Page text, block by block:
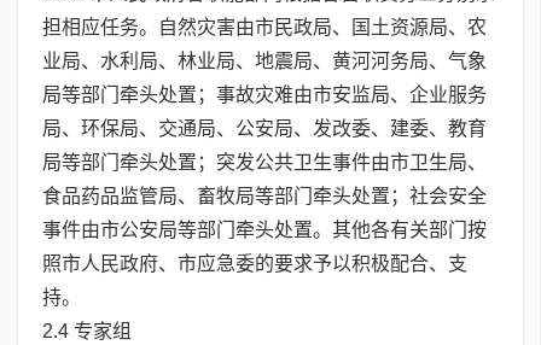
担相应任务。自然灾害由市民政局、国土资源局、农
业局、水利局、林业局、地震局、黄河河务局、气象
局等部门牵头处置；事故灾难由市安监局、企业服务
局、环保局、交通局、公安局、发改委、建委、教育
局等部门牵头处置；突发公共卫生事件由市卫生局、
食品药品监管局、畜牧局等部门牵头处置；社会安全
事件由市公安局等部门牵头处置。其他各有关部门按
照市人民政府、市应急委的要求予以积极配合、支
持。
2.4 专家组